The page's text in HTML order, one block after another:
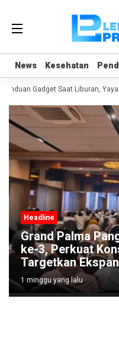
News Kesehatan
News Kesehatan
Gadget Saat Liburan,
Headline
Grand Palma
ke-3, Perkuat
Targetkan
1 minggu yang lalu